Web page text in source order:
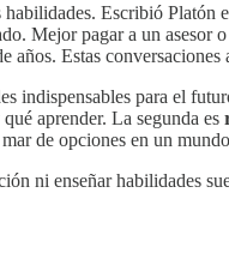
Escribió Platón
Mejor pagar a un asesor
Estas
indispensables para el
aprender. La segunda es
de opciones en un
ni enseñar habilidades